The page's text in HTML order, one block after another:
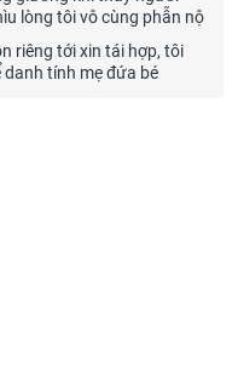
lòng tôi vô cùng phẫn nộ
riêng tới xin tái hợp, tôi
danh tính mẹ đứa bé